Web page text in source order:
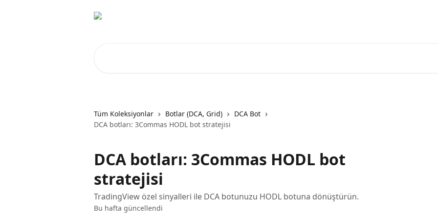
Tüm Koleksiyonlar Botlar (DCA, Grid)
DCA Bot
DCA botları: 3Commas HODL bot stratejisi
DCA botları: 3Commas HODL bot
stratejisi
TradingView özel sinyalleri ile DCA botunuzu HODL botuna dönüştürün.
Bu hafta güncellendi